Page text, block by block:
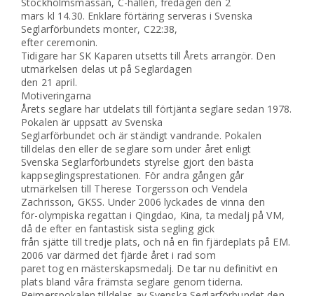
mars kl 14.30. Enklare förtäring serveras i Svenska
Seglarförbundets monter, C22:38,
efter ceremonin.
Tidigare har SK Kaparen utsetts till Årets arrangör. Den
utmärkelsen delas ut på Seglardagen
den 21 april.
Motiveringarna
Årets seglare har utdelats till förtjänta seglare sedan 1978.
Pokalen är uppsatt av Svenska
Seglarförbundet och är ständigt vandrande. Pokalen
tilldelas den eller de seglare som under året enligt
Svenska Seglarförbundets styrelse gjort den bästa
kappseglingsprestationen. För andra gången går
utmärkelsen till Therese Torgersson och Vendela
Zachrisson, GKSS. Under 2006 lyckades de vinna den
för-olympiska regattan i Qingdao, Kina, ta medalj på VM,
då de efter en fantastisk sista segling gick
från sjätte till tredje plats, och nå en fin fjärdeplats på EM.
2006 var därmed det fjärde året i rad som
paret tog en mästerskapsmedalj. De tar nu definitivt en
plats bland våra främsta seglare genom tiderna.